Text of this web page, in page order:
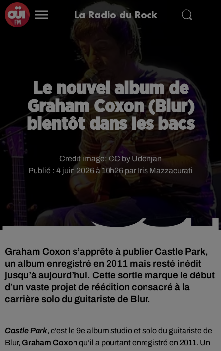
La Radio du Rock
Le nouvel album de
Graham Coxon (Blur)
bientôt dans les bacs
Publié : 4 juin 2026 à 10h26 par Iris Mazzacurati
Crédit image: CC by Udenjan
Graham Coxon s’apprête à publier Castle Park,
un album enregistré en 2011 mais resté inédit
jusqu’à aujourd’hui. Cette sortie marque le début
d’un vaste projet de réédition consacré à la
carrière solo du guitariste de Blur.
Castle Park, c’est le 9e album studio et solo du guitariste de
Blur, Graham Coxonqu’il a pourtant enregistré en 2011. Un